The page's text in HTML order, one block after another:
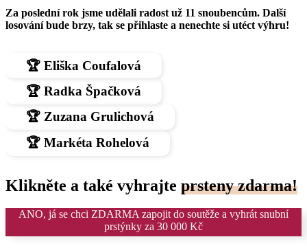
Za poslední rok jsme udělali radost už 11 snoubencům. Další
losování bude brzy, tak se přihlaste a nenechte si utéct výhru!
🏆 Eliška Coufalová
🏆 Radka Špačková
🏆 Zuzana Grulichová
🏆 Markéta Rohelová
Klikněte a také vyhrajte prsteny zdarma!
ANO, já se chci ZDARMA zapojit do soutěže a vyhrát snubní
prstýnky za 30 000 Kč